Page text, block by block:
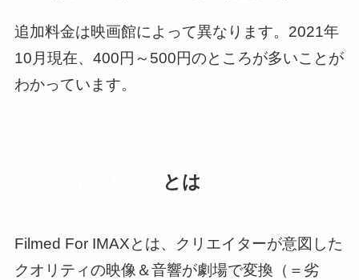
追加料金は映画館によって異なります。2021年
10月現在、400円～500円のところが多いことが
わかっています。
とは
Filmed For IMAXとは、クリエイターが意図した
クオリティの映像＆音響が劇場で変換（＝劣